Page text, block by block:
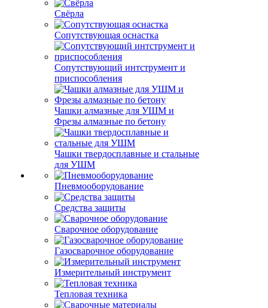
Свёрла
Сопутствующая оснастка
Сопутствующий интструмент и
приспособления
Чашки алмазные для УШМ и
Фрезы алмазные по бетону
Чашки твердосплавные и стальные
для УШМ
Пневмооборудование
Средства защиты
Сварочное оборудование
Газосварочное оборудование
Измерительный инструмент
Тепловая техника